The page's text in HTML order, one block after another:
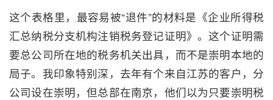
这个表格里，最容易被“退件”的材料是《企业所得税
汇总纳税分支机构注销税务登记证明》。这个证明需
要总公司所在地的税务机关出具，而不是崇明本地的
局子。我印象特别深，去年有个来自江苏的客户，分
公司设在崇明，但总部在南京，他们以为只要崇明税